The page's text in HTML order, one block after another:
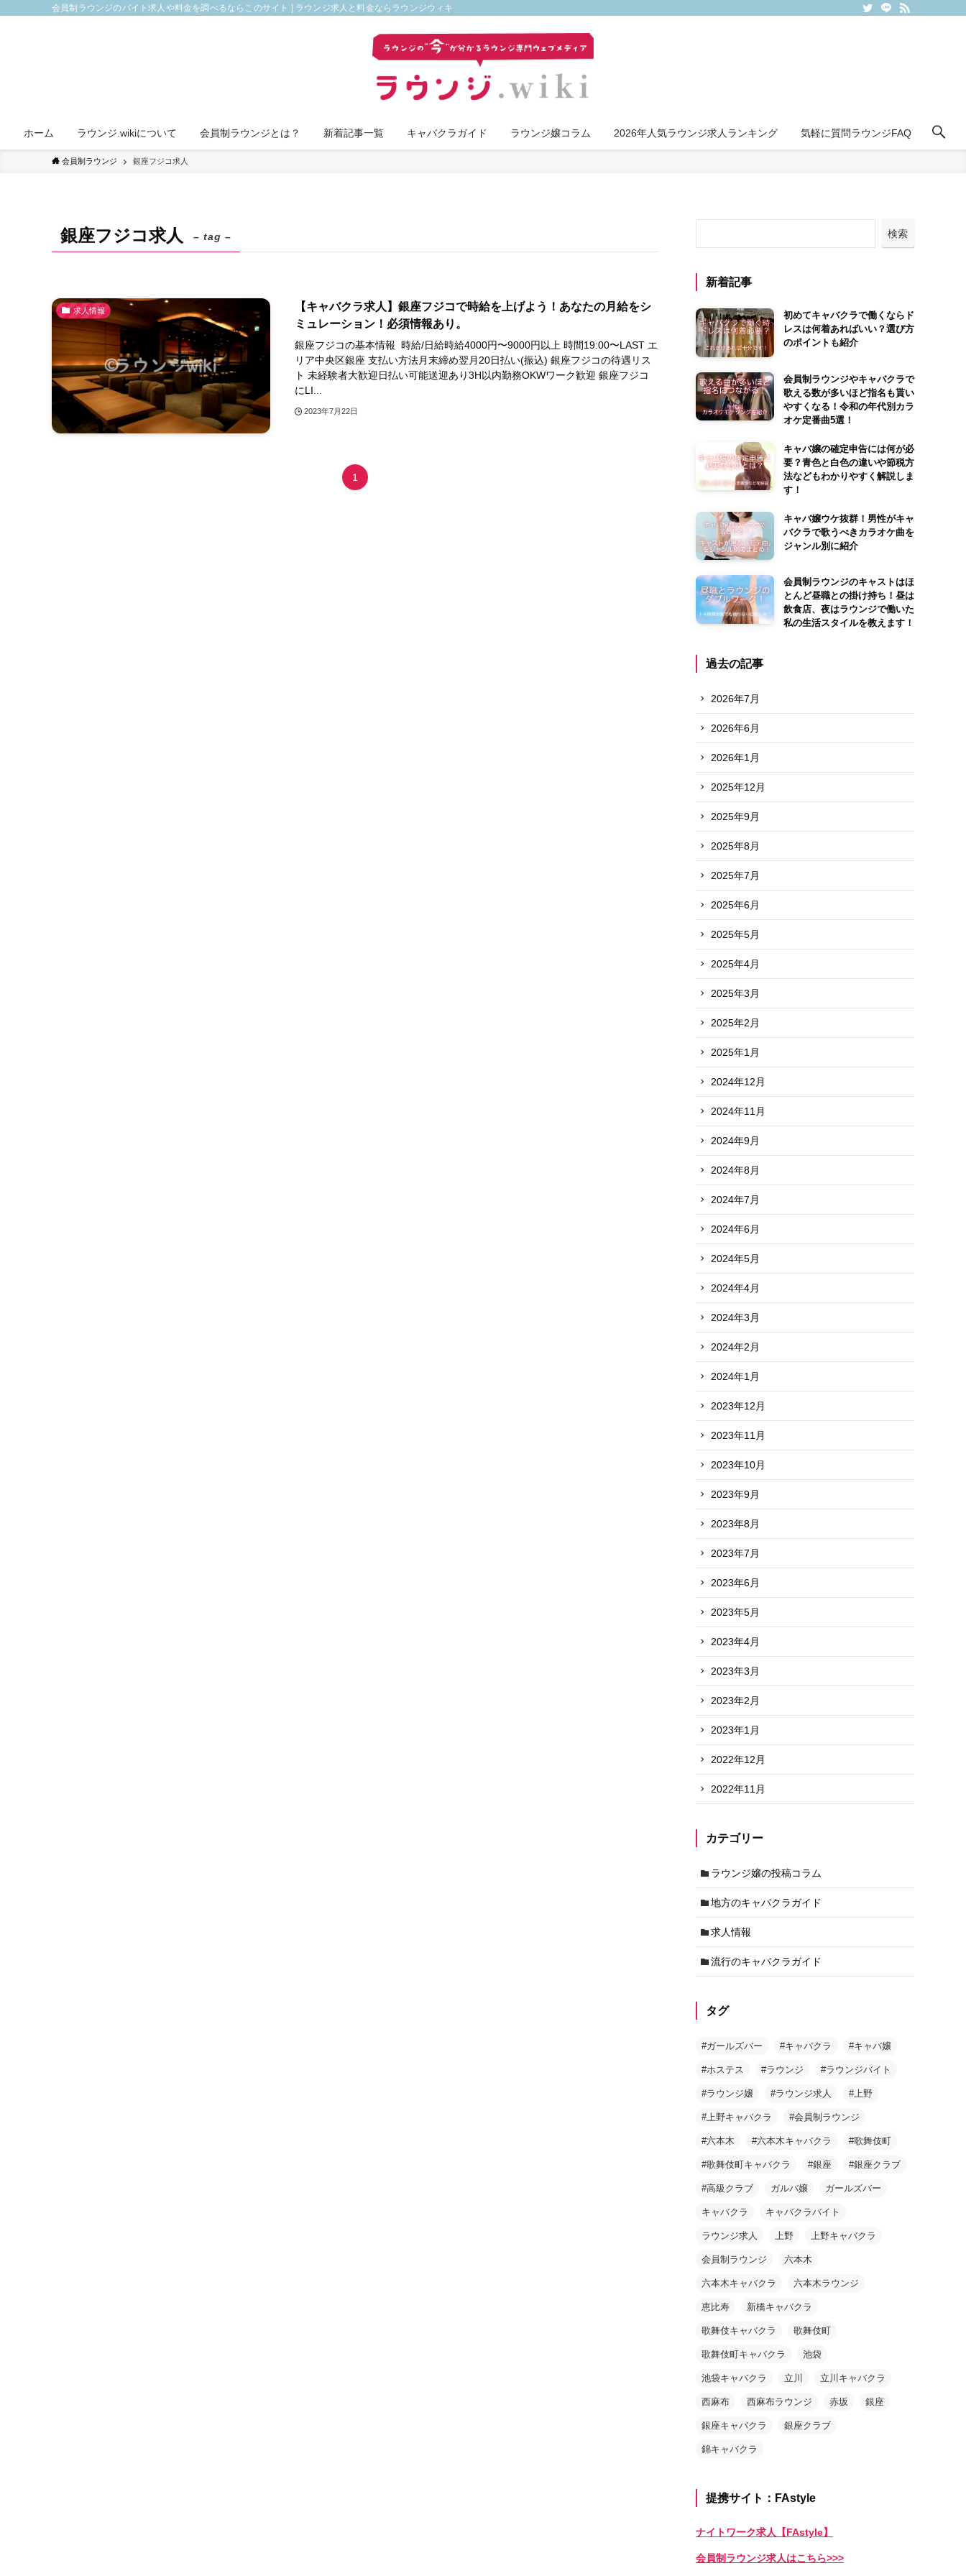
会員制ラウンジのバイト求人や料金を調べるならこのサイト | ラウンジ求人と料金ならラウンジウィキ
ホーム ラウンジ.wikiについて 会員制ラウンジとは？ 新着記事一覧 キャバクラガイド ラウンジ嬢コラム 2026年人気ラウンジ求人ランキング 気軽に質問ラウンジFAQ
会員制ラウンジ 銀座フジコ求人
銀座フジコ求人 – tag –
求人情報
【キャバクラ求人】銀座フジコで時給を上げよう！あなたの月給をシ
ミュレーション！必須情報あり。
銀座フジコの基本情報 時給/日給時給4000円〜9000円以上 時間19:00〜LAST エ
リア中央区銀座 支払い方法月末締め翌月20日払い(振込) 銀座フジコの待遇リス
ト 未経験者大歓迎日払い可能送迎あり3H以内勤務OKWワーク歓迎 銀座フジコ
にLI...
2023年7月22日
1
検索
新着記事
初めてキャバクラで働くならド
レスは何着あればいい？選び方
のポイントも紹介
会員制ラウンジやキャバクラで
歌える数が多いほど指名も貰い
やすくなる！令和の年代別カラ
オケ定番曲5選！
キャバ嬢の確定申告には何が必
要？青色と白色の違いや節税方
法などもわかりやすく解説しま
す！
キャバ嬢ウケ抜群！男性がキャ
バクラで歌うべきカラオケ曲を
ジャンル別に紹介
会員制ラウンジのキャストはほ
とんど昼職との掛け持ち！昼は
飲食店、夜はラウンジで働いた
私の生活スタイルを教えます！
過去の記事
2026年7月
2026年6月
2026年1月
2025年12月
2025年9月
2025年8月
2025年7月
2025年6月
2025年5月
2025年4月
2025年3月
2025年2月
2025年1月
2024年12月
2024年11月
2024年9月
2024年8月
2024年7月
2024年6月
2024年5月
2024年4月
2024年3月
2024年2月
2024年1月
2023年12月
2023年11月
2023年10月
2023年9月
2023年8月
2023年7月
2023年6月
2023年5月
2023年4月
2023年3月
2023年2月
2023年1月
2022年12月
2022年11月
カテゴリー
ラウンジ嬢の投稿コラム
地方のキャバクラガイド
求人情報
流行のキャバクラガイド
タグ
#ガールズバー #キャバクラ #キャバ嬢
#ホステス #ラウンジ #ラウンジバイト
#ラウンジ嬢 #ラウンジ求人 #上野
#上野キャバクラ #会員制ラウンジ
#六本木 #六本木キャバクラ #歌舞伎町
#歌舞伎町キャバクラ #銀座 #銀座クラブ
#高級クラブ ガルバ嬢 ガールズバー
キャバクラ キャバクラバイト
ラウンジ求人 上野 上野キャバクラ
会員制ラウンジ 六本木
六本木キャバクラ 六本木ラウンジ
恵比寿 新橋キャバクラ
歌舞伎キャバクラ 歌舞伎町
歌舞伎町キャバクラ 池袋
池袋キャバクラ 立川 立川キャバクラ
西麻布 西麻布ラウンジ 赤坂 銀座
銀座キャバクラ 銀座クラブ
錦キャバクラ
提携サイト：FAstyle
ナイトワーク求人【FAstyle】
会員制ラウンジ求人はこちら>>>